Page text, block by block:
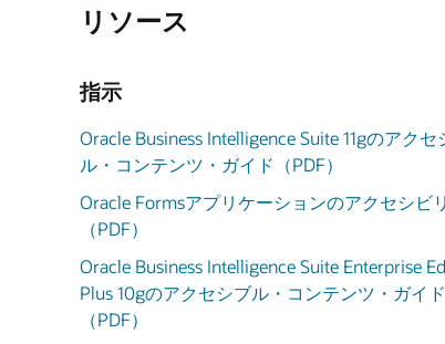
リソース
指示
Oracle Business Intelligence Suite 11gのアクセ
ル・コンテンツ・ガイド（PDF）
Oracle Formsアプリケーションのアクセシビ
（PDF）
Oracle Business Intelligence Suite Enterprise
Plus 10gのアクセシブル・コンテンツ・ガイド
（PDF）